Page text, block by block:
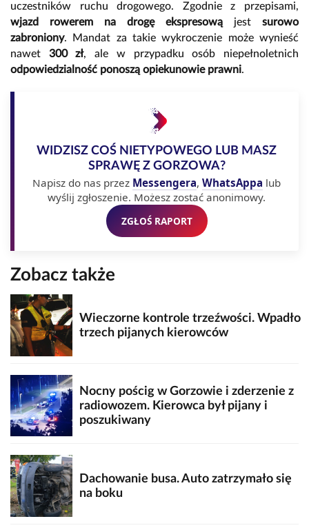
uczestników ruchu drogowego. Zgodnie z przepisami,
wjazd rowerem na drogę ekspresową jest surowo
zabroniony. Mandat za takie wykroczenie może wynieść
nawet 300 zł, ale w przypadku osób niepełnoletnich
odpowiedzialność ponoszą opiekunowie prawni.
WIDZISZ COŚ NIETYPOWEGO LUB MASZ
SPRAWĘ Z GORZOWA?
Napisz do nas przez Messengera, WhatsAppa lub
wyślij zgłoszenie. Możesz zostać anonimowy.
ZGŁOŚ RAPORT
Zobacz także
Wieczorne kontrole trzeźwości. Wpadło
trzech pijanych kierowców
Nocny pościg w Gorzowie i zderzenie z
radiowozem. Kierowca był pijany i
poszukiwany
Dachowanie busa. Auto zatrzymało się
na boku